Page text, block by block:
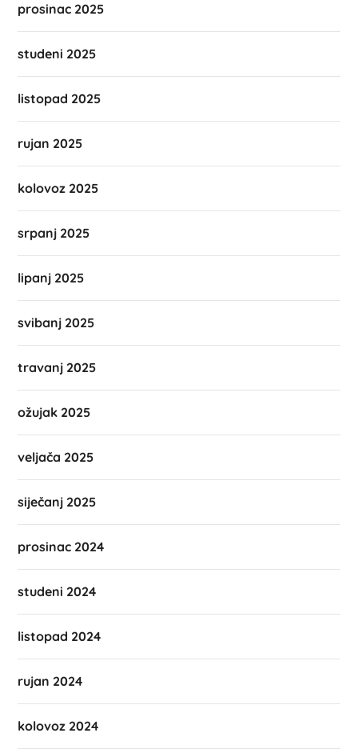
prosinac 2025
studeni 2025
listopad 2025
rujan 2025
kolovoz 2025
srpanj 2025
lipanj 2025
svibanj 2025
travanj 2025
ožujak 2025
veljača 2025
siječanj 2025
prosinac 2024
studeni 2024
listopad 2024
rujan 2024
kolovoz 2024